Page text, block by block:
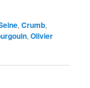
,Crumb,
,Olivier